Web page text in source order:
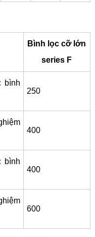
Bình lọc cỡ lớn
series F
bình
250
400
bình
400
600